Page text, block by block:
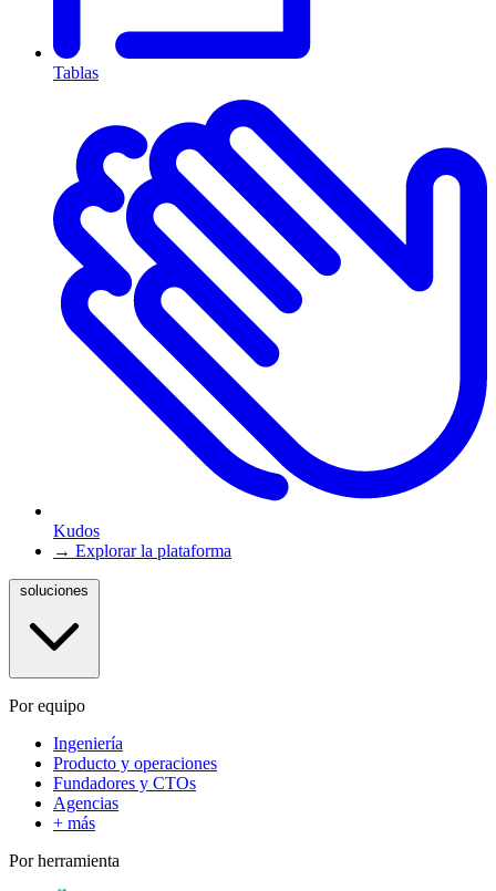
Tablas
Kudos
→ Explorar la plataforma
Por equipo
Ingeniería
Producto y operaciones
Fundadores y CTOs
Agencias
+ más
Por herramienta